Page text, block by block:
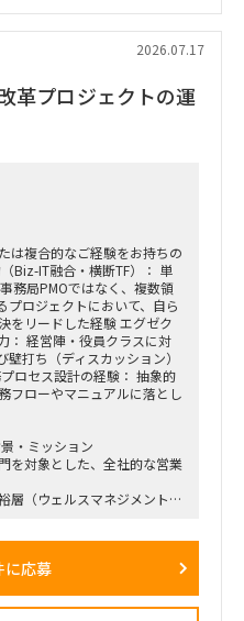
的な要件定義、および仕様設
心を想定）
2026.07.17
革プロジェクトの運
は複合的なご経験をお持ちの
Biz-IT融合・横断TF）： 単
務局PMOではなく、複数領
プロジェクトにおいて、自ら
をリードした経験 エグゼク
： 経営陣・役員クラスに対
打ち（ディスカッション）
ロセス設計の経験： 抽象的
フローやマニュアルに落とし
・ミッション
を対象とした、全社的な営業
層（ウェルスマネジメント）
ず、組織再編、営業プロセス
ことが本プロジェクトの最大
に応募